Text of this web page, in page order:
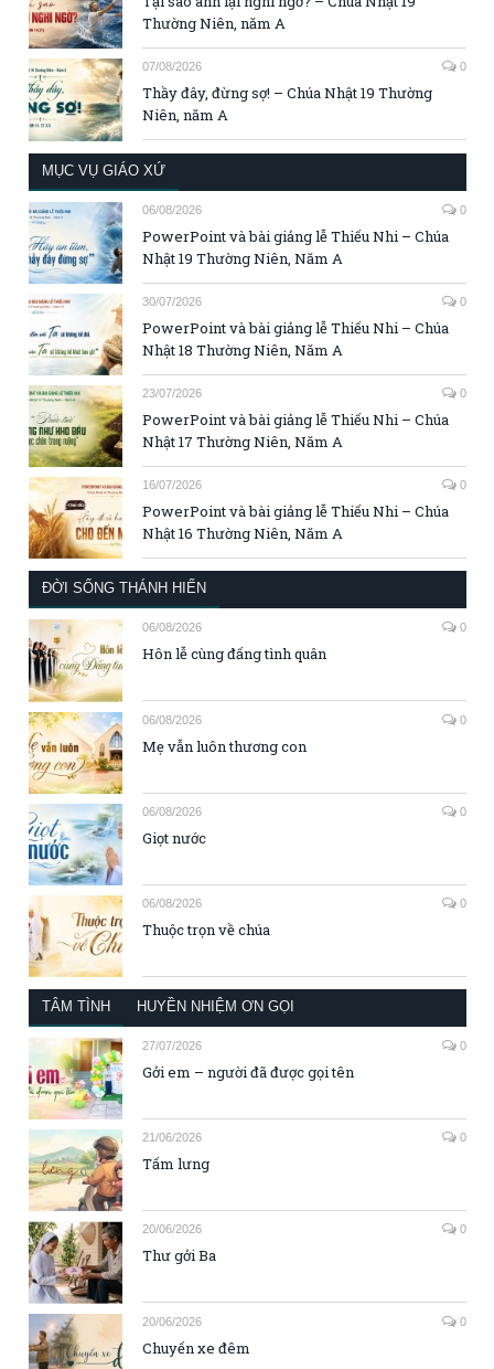
Thường Niên, năm A
07/08/2026 0
Thầy đây, đừng sợ! – Chúa Nhật 19 Thường
Niên, năm A
MỤC VỤ GIÁO XỨ
06/08/2026 0
PowerPoint và bài giảng lễ Thiếu Nhi – Chúa
Nhật 19 Thường Niên, Năm A
30/07/2026 0
PowerPoint và bài giảng lễ Thiếu Nhi – Chúa
Nhật 18 Thường Niên, Năm A
23/07/2026 0
PowerPoint và bài giảng lễ Thiếu Nhi – Chúa
Nhật 17 Thường Niên, Năm A
16/07/2026 0
PowerPoint và bài giảng lễ Thiếu Nhi – Chúa
Nhật 16 Thường Niên, Năm A
ĐỜI SỐNG THÁNH HIẾN
06/08/2026 0
Hôn lễ cùng đấng tình quân
06/08/2026 0
Mẹ vẫn luôn thương con
06/08/2026 0
Giọt nước
06/08/2026 0
Thuộc trọn về chúa
TÂM TÌNH HUYỀN NHIỆM ƠN GỌI
27/07/2026 0
Gởi em – người đã được gọi tên
21/06/2026 0
Tấm lưng
20/06/2026 0
Thư gởi Ba
20/06/2026 0
Chuyến xe đêm